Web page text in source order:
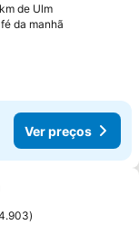
de Ulm
da manhã
Ver preços
favoritos